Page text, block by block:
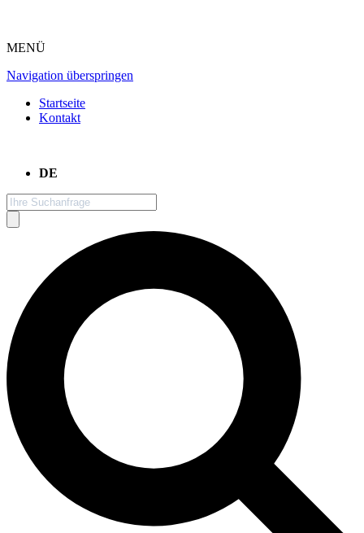
MENÜ
Navigation überspringen
Startseite
Kontakt
DE